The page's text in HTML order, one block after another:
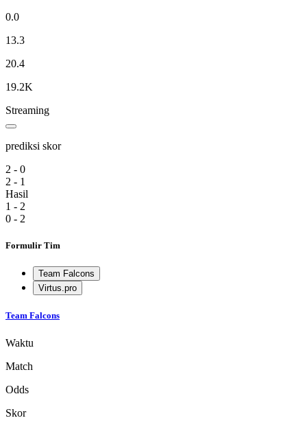
0.0
13.3
20.4
19.2K
Streaming
prediksi skor
2 - 0
2 - 1
Hasil
1 - 2
0 - 2
Formulir Tim
Team Falcons
Virtus.pro
Team Falcons
Waktu
Match
Odds
Skor